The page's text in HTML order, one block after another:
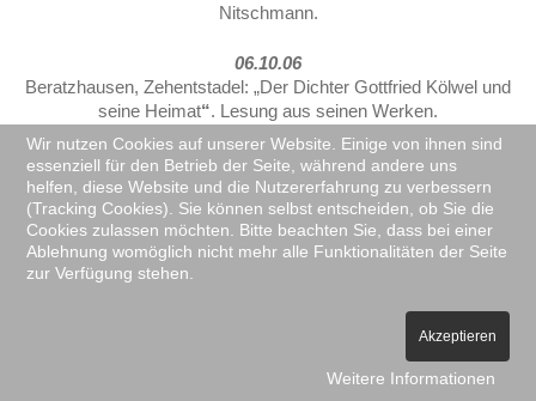
Nitschmann.
06.10.06
Beratzhausen, Zehentstadel: „Der Dichter Gottfried Kölwel und
seine Heimat“. Lesung aus seinen Werken.
07.10.06
Beratzhausen, Zehentstadel: „Mit einer Hand im Dunkel –
Porträt des Schriftstellers Gottfried Kölwel“ von Joseph
Berlinger. Autorengespräch. Moderation.
Kallmünz, Rote Amsel: Das 100-jährige Jubiläum der Zeitschrift
„Die Oberpfalz“. Lesung aus den Schriften ihres Gründers
Wir nutzen Cookies auf unserer Website. Einige von ihnen sind
essenziell für den Betrieb der Seite, während andere uns
helfen, diese Website und die Nutzererfahrung zu verbessern
(Tracking Cookies). Sie können selbst entscheiden, ob Sie die
Cookies zulassen möchten. Bitte beachten Sie, dass bei einer
Ablehnung womöglich nicht mehr alle Funktionalitäten der Seite
zur Verfügung stehen.
Akzeptieren
Weitere Informationen